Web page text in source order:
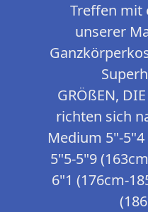
Treffen mit
unserer
GRÖßEN,
richten sich
Medium 5"-
5"5-5"9
6"1 (176cm-